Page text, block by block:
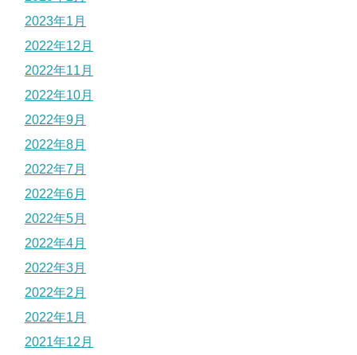
2023年1月
2022年12月
2022年11月
2022年10月
2022年9月
2022年8月
2022年7月
2022年6月
2022年5月
2022年4月
2022年3月
2022年2月
2022年1月
2021年12月